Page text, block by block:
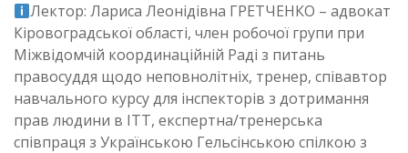
Лектор: Лариса Леонідівна ГРЕТЧЕНКО – адвокат
Кіровоградської області, член робочої групи при
Міжвідомчій координаційній Раді з питань
правосуддя щодо неповнолітніх, тренер, співавтор
навчального курсу для інспекторів з дотримання
прав людини в ІТТ, експертна/тренерська
співпраця з Українською Гельсінською спілкою з